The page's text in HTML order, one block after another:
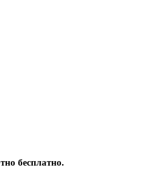
бесплатно.